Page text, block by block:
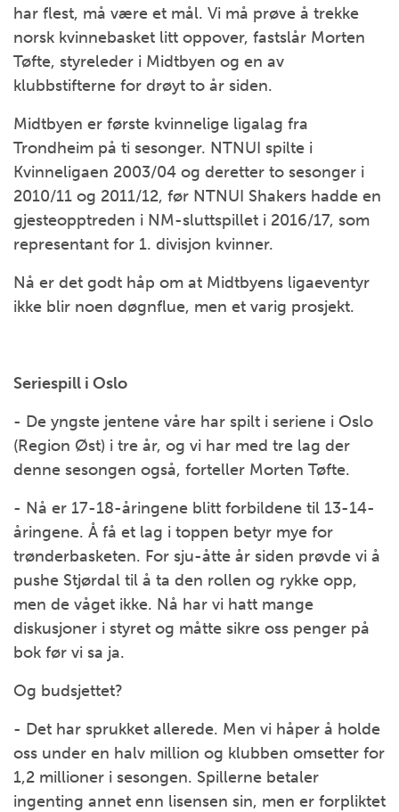
har flest, må være et mål. Vi må prøve å trekke
norsk kvinnebasket litt oppover, fastslår Morten
Tøfte, styreleder i Midtbyen og en av
klubbstifterne for drøyt to år siden.
Midtbyen er første kvinnelige ligalag fra
Trondheim på ti sesonger. NTNUI spilte i
Kvinneligaen 2003/04 og deretter to sesonger i
2010/11 og 2011/12, før NTNUI Shakers hadde en
gjesteopptreden i NM-sluttspillet i 2016/17, som
representant for 1. divisjon kvinner.
Nå er det godt håp om at Midtbyens ligaeventyr
ikke blir noen døgnflue, men et varig prosjekt.
Seriespill i Oslo
- De yngste jentene våre har spilt i seriene i Oslo
(Region Øst) i tre år, og vi har med tre lag der
denne sesongen også, forteller Morten Tøfte.
- Nå er 17-18-åringene blitt forbildene til 13-14-
åringene. Å få et lag i toppen betyr mye for
trønderbasketen. For sju-åtte år siden prøvde vi å
pushe Stjørdal til å ta den rollen og rykke opp,
men de våget ikke. Nå har vi hatt mange
diskusjoner i styret og måtte sikre oss penger på
bok før vi sa ja.
Og budsjettet?
- Det har sprukket allerede. Men vi håper å holde
oss under en halv million og klubben omsetter for
1,2 millioner i sesongen. Spillerne betaler
ingenting annet enn lisensen sin, men er forpliktet